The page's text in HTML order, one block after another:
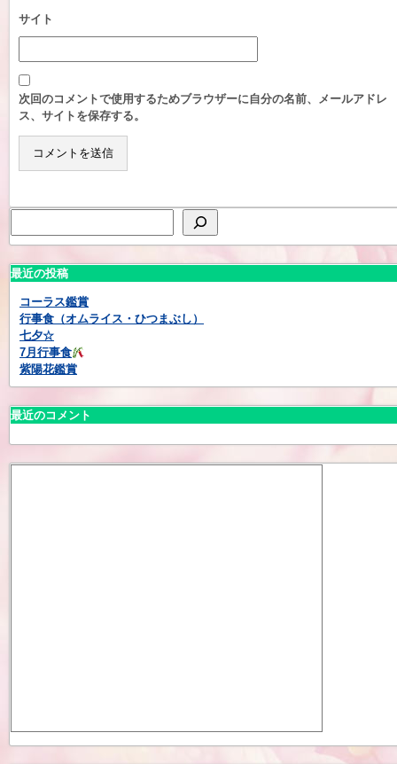
サイト
次回のコメントで使用するためブラウザーに自分の名前、メールアドレ
ス、サイトを保存する。
最近の投稿
コーラス鑑賞
行事食（オムライス・ひつまぶし）
七夕☆
7月行事食
紫陽花鑑賞
最近のコメント